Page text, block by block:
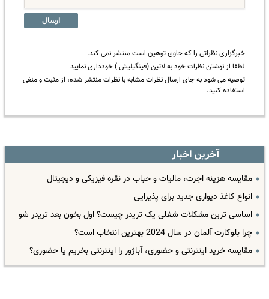
ارسال
خبرگزاری نظراتی را که حاوی توهین است منتشر نمی کند.
لطفا از نوشتن نظرات خود به لاتین (فینگیلیش ) خودداری نمایید
توصیه می شود به جای ارسال نظرات مشابه با نظرات منتشر شده، از مثبت و منفی
استفاده کنید.
آخرین اخبار
مقایسه هزینه اجرت، مالیات و حباب در نقره فیزیکی و دیجیتال
انواع کاغذ دیواری جدید برای پذیرایی
اساسی ترین مشکلات شغلی یک تریدر چیست؟ اول بخون بعد تریدر شو
چرا بلوکارت آلمان در سال 2024 بهترین انتخاب است؟
مقایسه خرید اینترنتی و حضوری، آباژور را اینترنتی بخریم یا حضوری؟